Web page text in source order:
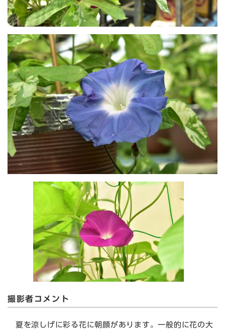
撮影者コメント
夏を涼しげに彩る花に朝顔があります。一般的に花の大